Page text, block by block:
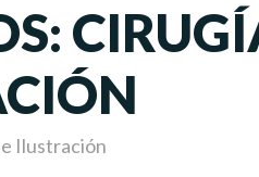
Ilustración